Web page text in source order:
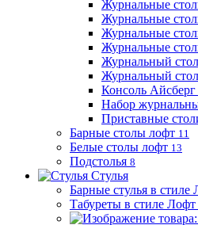
Журнальные
Журнальные
Журнальные
Журнальные
Журнальный
Журнальный
Консоль
Набор
Приставные
Барные столы лофт 11
Белые столы лофт 13
Подстолья 8
Стулья
Барные стулья в стиле
Табуреты в стиле